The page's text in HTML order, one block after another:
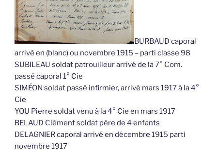
BURBAUD caporal
arrivé en (blanc) ou novembre 1915 – parti classe 98
SUBILEAU soldat patrouilleur arrivé de la 7° Com.
passé caporal 1° Cie
SIMÉON soldat passé infirmier, arrivé mars 1917 à la 4°
Cie
YOU Pierre soldat venu à la 4° Cie en mars 1917
BELAUD Clément soldat père de 4 enfants
DELAGNIER caporal arrivé en décembre 1915 parti
novembre 1917